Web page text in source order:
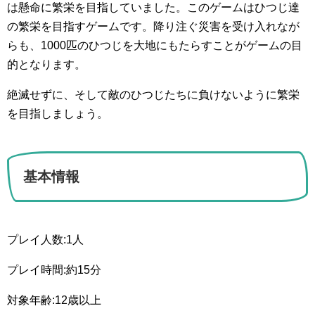
は懸命に繁栄を目指していました。このゲームはひつじ達
の繁栄を目指すゲームです。降り注ぐ災害を受け入れなが
らも、1000匹のひつじを大地にもたらすことがゲームの目
的となります。
絶滅せずに、そして敵のひつじたちに負けないように繁栄
を目指しましょう。
基本情報
プレイ人数:1人
プレイ時間:約15分
対象年齢:12歳以上